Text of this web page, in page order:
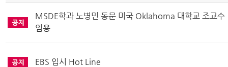
MSDE학과 노병민 동문 미국 Oklahoma 대학교 조교수
임용
EBS 입시 Hot Line